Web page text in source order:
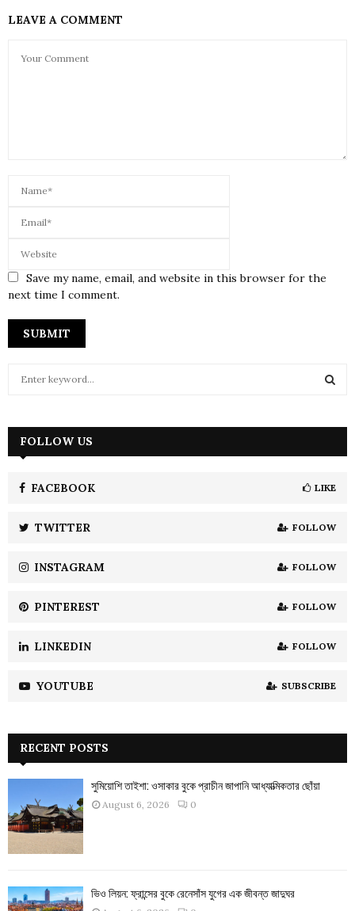
LEAVE A COMMENT
Save my name, email, and website in this browser for the
next time I comment.
h
H
FOLLOW US
FACEBOOK LIKE
TWITTER FOLLOW
INSTAGRAM FOLLOW
PINTEREST FOLLOW
LINKEDIN FOLLOW
YOUTUBE SUBSCRIBE
RECENT POSTS
সুমিয়োশি তাইশা: ওসাকার বুকে প্রাচীন জাপানি আধ্যাত্মিকতার ছোঁয়া
August 6, 2026 0
ভিও লিয়ন: ফ্রান্সের বুকে রেনেসাঁস যুগের এক জীবন্ত জাদুঘর